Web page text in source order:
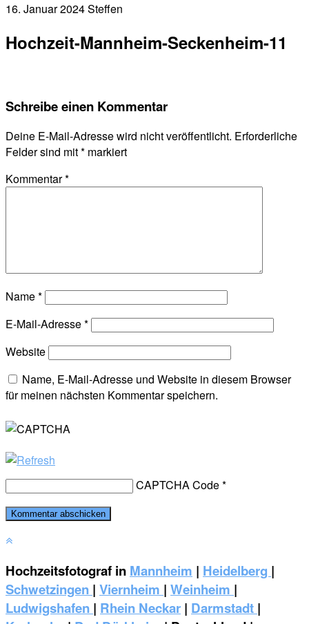
16. Januar 2024Steffen
Hochzeit-Mannheim-Seckenheim-11
Schreibe einen Kommentar
Deine E-Mail-Adresse wird nicht veröffentlicht. Erforderliche
Felder sind mit* markiert
Kommentar*
Name*
E-Mail-Adresse*
Website
Name, E-Mail-Adresse und Website in diesem Browser
für meinen nächsten Kommentar speichern.
CAPTCHA Code*
Hochzeitsfotograf in Mannheim | Heidelberg |
Schwetzingen | Viernheim | Weinheim |
‎Ludwigshafen | Rhein Neckar | Darmstadt |